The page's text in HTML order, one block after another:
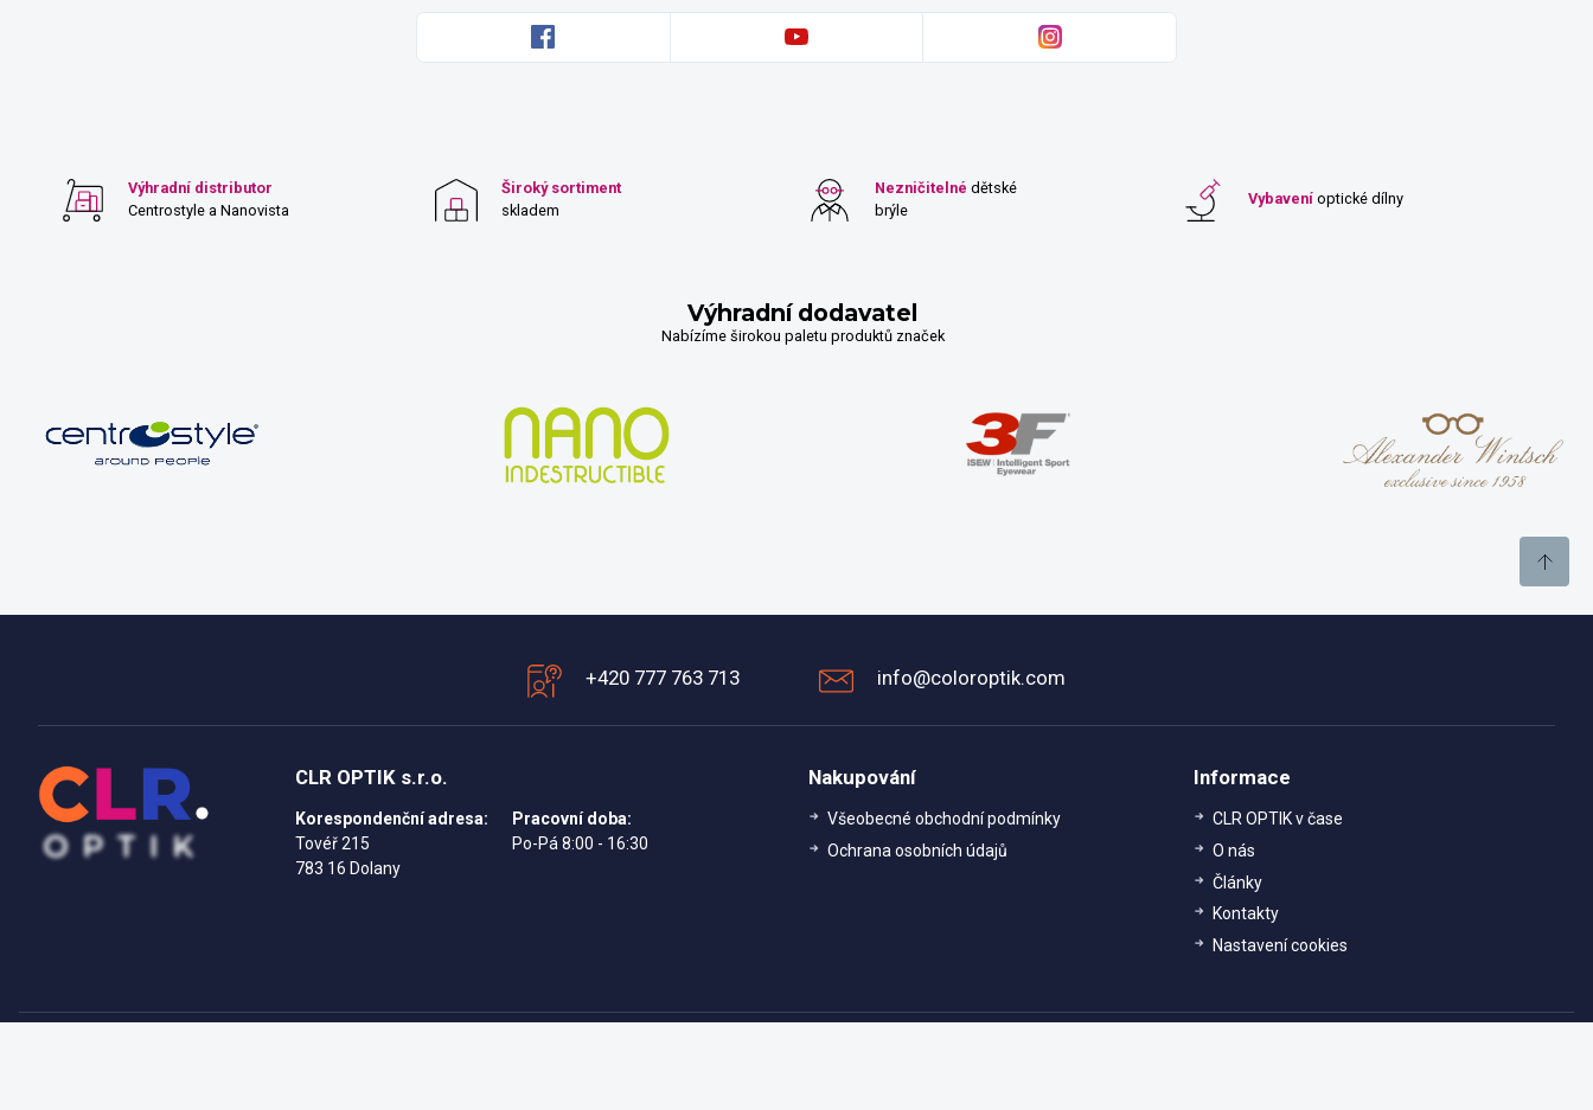
Výhradní distributor
Centrostyle a Nanovista
Široký sortiment
skladem
Nezničitelné dětské
brýle
Vybavení optické dílny
Výhradní dodavatel
Nabízíme širokou paletu produktů značek
+420 777 763 713 info@coloroptik.com
CLR OPTIK s.r.o.
Korespondenční adresa:
Tovéř 215
783 16 Dolany
Pracovní doba:
Po-Pá 8:00 - 16:30
Nakupování
Všeobecné obchodní podmínky
Ochrana osobních údajů
Informace
CLR OPTIK v čase
O nás
Články
Kontakty
Nastavení cookies